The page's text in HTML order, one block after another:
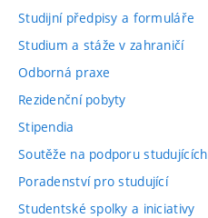
Studijní předpisy a formuláře
Studium a stáže v zahraničí
Odborná praxe
Rezidenční pobyty
Stipendia
Soutěže na podporu studujících
Poradenství pro studující
Studentské spolky a iniciativy